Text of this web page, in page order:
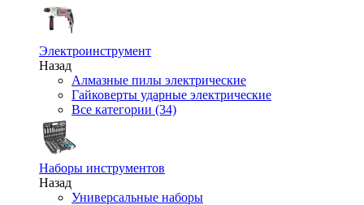
Электроинструмент
Назад
Алмазные пилы электрические
Гайковерты ударные электрические
Все категории (34)
Наборы инструментов
Назад
Универсальные наборы